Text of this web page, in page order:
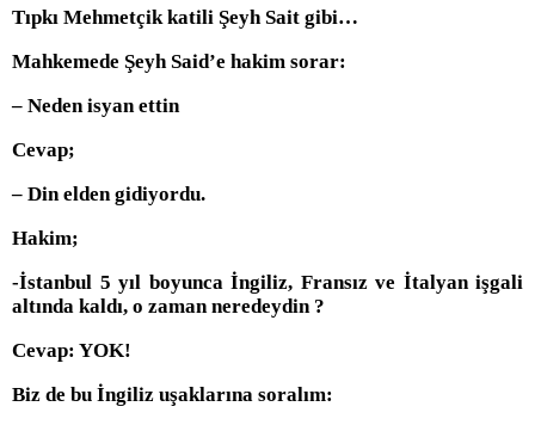
Tıpkı Mehmetçik katili Şeyh Sait gibi…
Mahkemede Şeyh Said’e hakim sorar:
– Neden isyan ettin
Cevap;
– Din elden gidiyordu.
Hakim;
-İstanbul 5 yıl boyunca İngiliz, Fransız ve İtalyan işgali
altında kaldı, o zaman neredeydin ?
Cevap: YOK!
Biz de bu İngiliz uşaklarına soralım: